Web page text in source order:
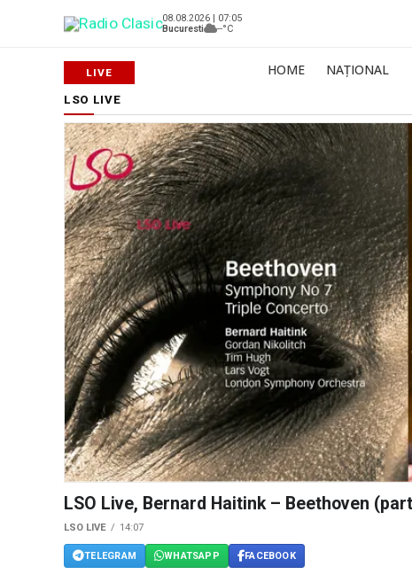
08.08.2026 | 07:05
Bucuresti
--°C
HOME NAȚIONAL
LSO LIVE
LSO Live, Bernard Haitink – Beethoven
LSO LIVE 14:07
TELEGRAM WHATSAPP FACEBOOK